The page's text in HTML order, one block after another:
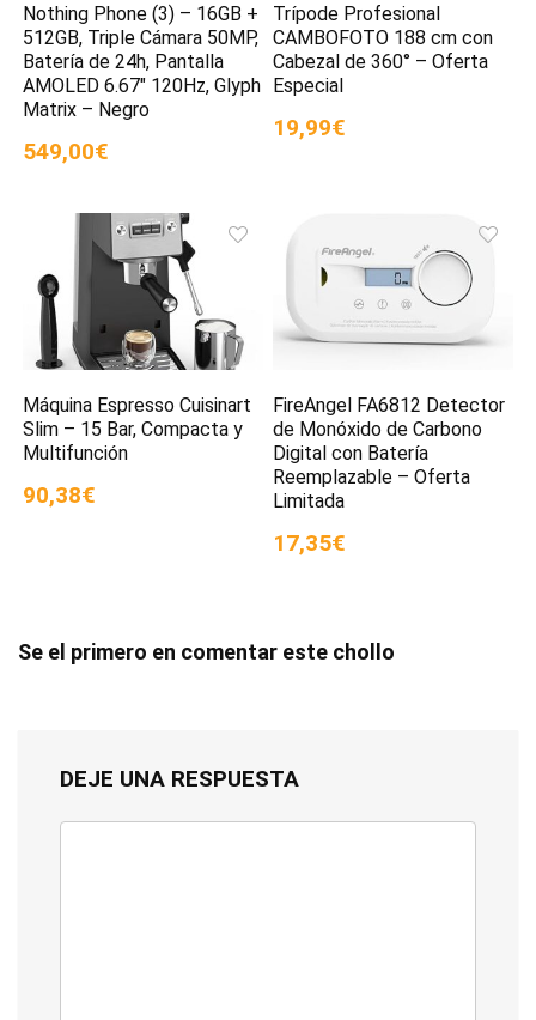
Nothing Phone (3) – 16GB +
512GB, Triple Cámara 50MP,
Batería de 24h, Pantalla
AMOLED 6.67″ 120Hz, Glyph
Matrix – Negro
549,00€
Trípode Profesional
CAMBOFOTO 188 cm con
Cabezal de 360° – Oferta
Especial
19,99€
Máquina Espresso Cuisinart
Slim – 15 Bar, Compacta y
Multifunción
90,38€
FireAngel FA6812 Detector
de Monóxido de Carbono
Digital con Batería
Reemplazable – Oferta
Limitada
17,35€
Se el primero en comentar este chollo
DEJE UNA RESPUESTA